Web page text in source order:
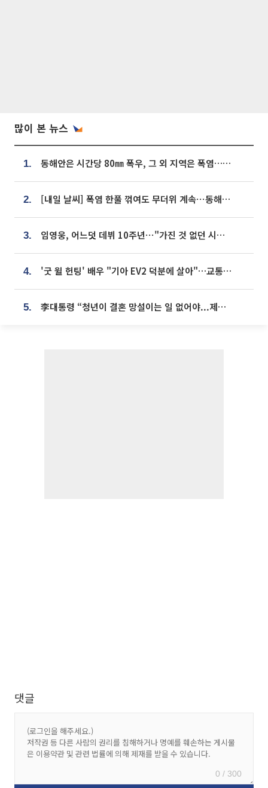
많이 본 뉴스
1. 동해안은 시간당 80㎜ 폭우, 그 외 지역은 폭염…‘극과 극 날씨’
2. [내일 날씨] 폭염 한풀 꺾여도 무더위 계속⋯동해안 이틀 연속 비
3. 임영웅, 어느덧 데뷔 10주년⋯"가진 것 없던 시절, 내 앞엔 20명의 팬뿐"
4. '굿 윌 헌팅' 배우 "기아 EV2 덕분에 살아"…교통사고 후 안전성 극찬
5. 李대통령 “청년이 결혼 망설이는 일 없어야...제도상 불이익 조사”
댓글
0 / 300